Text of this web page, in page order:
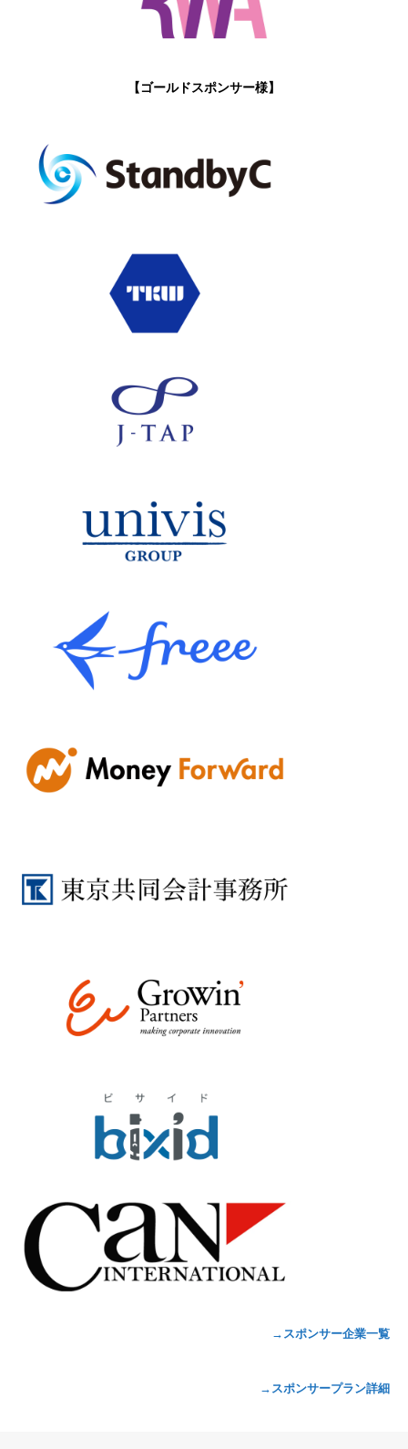
【ゴールドスポンサー様】
→スポンサー企業一覧
→スポンサープラン詳細